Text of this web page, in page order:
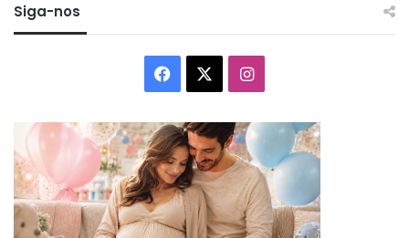
Siga-nos
Facebook Instagram